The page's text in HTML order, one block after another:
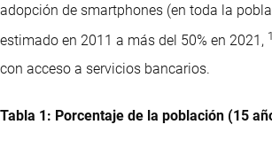
adopción de smartphones (en toda la
estimado en 2011 a más del 50% en 2021, 1
con acceso a servicios bancarios.
Tabla 1: Porcentaje de la población (15